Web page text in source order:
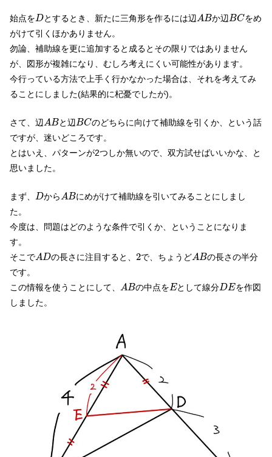
始点をD
D とするとき、新たに三角形を作るには辺AB
A Bか辺BC
BCをめ
がけて引くほかありません。
勿論、補助線を更に追加すると成るとその限りではありません
が、図形が複雑になり、むしろ考えにくい可能性があります。
今行っている方法で上手く行かなかった場合は、それを考えてみ
ることにしました(結果的に杞憂でしたが)。
さて、辺AB
A B と辺BC
BCのどちらに向けて補助線を引くか、という話
ですが、迷いどころです。
とはいえ、パターンが2つしか無いので、双方試せばいいかな、と
思いました。
まず、 D
DからAB
A B にめがけて補助線を引いてみることにしまし
た。
今度は、問題はどのような条件で引くか、ということになりま
す。
そこでAD
A Dの長さに注目すると、 2
2で、ちょうどAB
A Bの長さの半分
です。
この情報を使うことにして、 AB
A Bの中点をE
Eとして線分DE
DE を作図
しました。